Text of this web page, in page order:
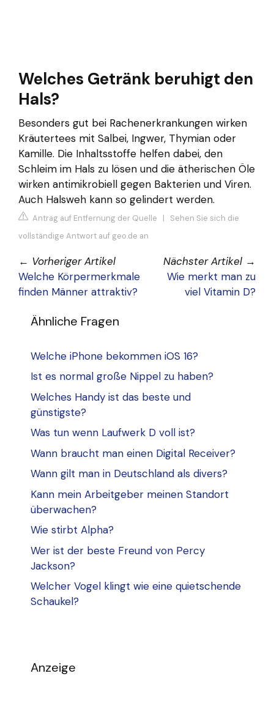
Welches Getränk beruhigt den
Hals?
Besonders gut bei Rachenerkrankungen wirken
Kräutertees mit Salbei, Ingwer, Thymian oder
Kamille. Die Inhaltsstoffe helfen dabei, den
Schleim im Hals zu lösen und die ätherischen Öle
wirken antimikrobiell gegen Bakterien und Viren.
Auch Halsweh kann so gelindert werden.
Antrag auf Entfernung der Quelle | Sehen Sie sich die
vollständige Antwort auf geo.de an
← Vorheriger Artikel
Welche Körpermerkmale
finden Männer attraktiv?
Nächster Artikel →
Wie merkt man zu
viel Vitamin D?
Ähnliche Fragen
Welche iPhone bekommen iOS 16?
Ist es normal große Nippel zu haben?
Welches Handy ist das beste und
günstigste?
Was tun wenn Laufwerk D voll ist?
Wann braucht man einen Digital Receiver?
Wann gilt man in Deutschland als divers?
Kann mein Arbeitgeber meinen Standort
überwachen?
Wie stirbt Alpha?
Wer ist der beste Freund von Percy
Jackson?
Welcher Vogel klingt wie eine quietschende
Schaukel?
Anzeige